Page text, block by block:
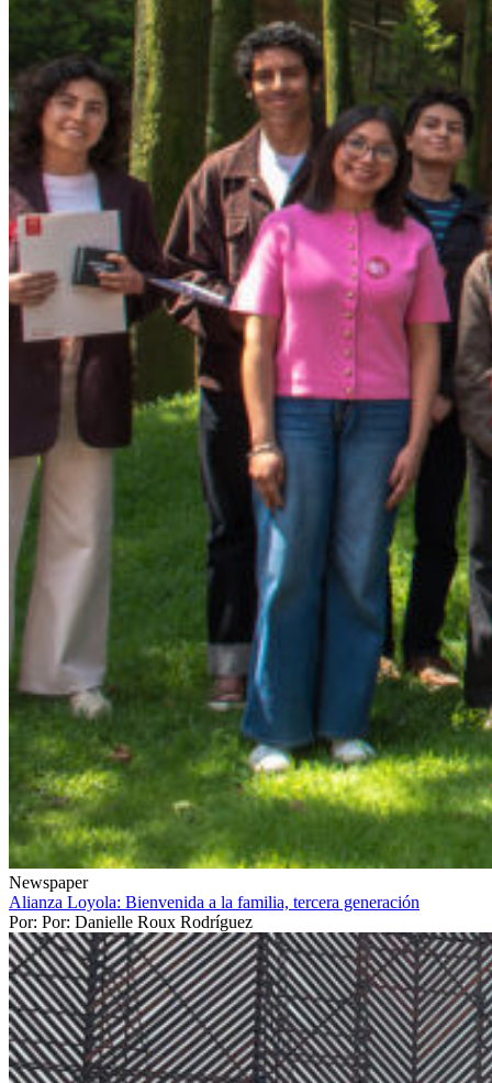
Newspaper
Alianza Loyola: Bienvenida a la familia, tercera generación
Por: Por: Danielle Roux Rodríguez